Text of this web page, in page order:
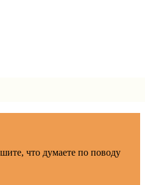
что думаете по поводу